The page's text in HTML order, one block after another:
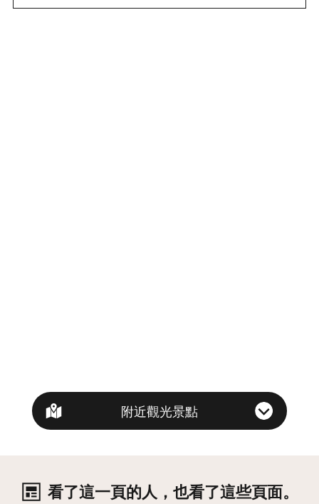
附近觀光景點
看了這一頁的人，也看了這些頁面。